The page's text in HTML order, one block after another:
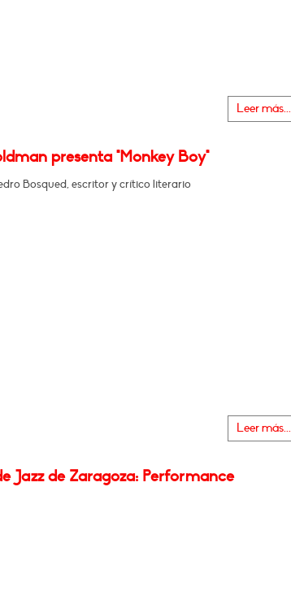
Leer más...
presenta "Monkey Boy"
Bosqued, escritor y crítico literario
Leer más...
Jazz de Zaragoza: Performance